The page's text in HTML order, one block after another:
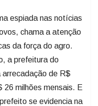
espiada nas notícias
chama a atenção
da força do agro.
a prefeitura do
arrecadação de R$
26 milhões mensais. E
se evidencia na